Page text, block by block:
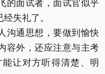
面试者，面试官似乎
失礼了。
通思想，要做到愉快
容外，还应注意与主考
让对方听得清楚、明